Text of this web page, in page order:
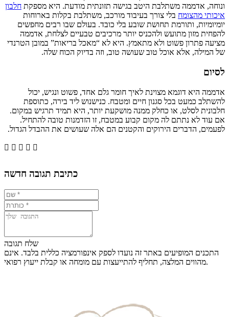
ונוחה, אדממה משתלבת היטב בגישה תזונתית מודעת. היא מספקת חלבון
איכותי מהצומח בלי צורך בעיבוד מורכב, משתלבת בקלות בארוחות
יומיומיות, ותורמת תחושת שובע בלי כובד. בעולם שבו רבים מחפשים
להפחית מזון מתועש ולהכניס יותר מרכיבים טבעיים לצלחת, אדממה
מציעה פתרון פשוט ולא מתאמץ. היא לא “מאכל בריאות” במובן הטרנדי
של המילה, אלא אוכל טוב שעושה טוב, וזה בדיוק הכוח שלה.
לסיום
אדממה היא דוגמא מצוינת לאיך חומר גלם אחד, פשוט ונגיש, יכול
להשתלב כמעט בכל סגנון חיים ומטבח. כנישנוש ליד בירה, כתוספת
חלבונית לסלט, או כחלק ממנה מושקעת יותר, היא תמיד תרגיש במקום.
אם עוד לא נתתם לה מקום קבוע במטבח, זו הזדמנות טובה להתחיל.
לפעמים, הדברים הירוקים והקטנים הם אלה שעושים את ההבדל הגדול.
    
כתיבת תגובה חדשה
שלח תגובה
התכנים המופיעים באתר זה נועדו לספק אינפורמציה כללית בלבד. אינם
מהווים המלצה, תחליף להתייעצות עם מומחה או קבלת ייעוץ רפואי.